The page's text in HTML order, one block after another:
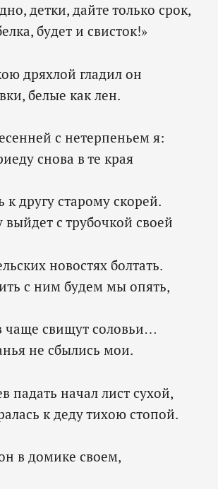
детки, дайте только срок,
будет и свисток!»
дряхлой гладил он
белые как лен.
с нетерпеньем я:
снова в те края
к другу старому скорей.
выйдет с трубочкой своей
новостях болтать.
с ним будем мы опять,
чаще свищут соловьи…
не сбылись мои.
падать начал лист сухой,
к деду тихою стопой.
в домике своем,